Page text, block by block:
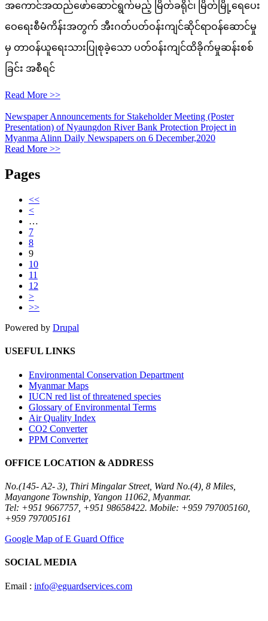
အကောင်အထည်ဖော်ဆောင်ရွက်မည့် မြိတ်ခရိုင်၊ မြိတ်မြို့ရေပေး
ဝေရေးစီမံကိန်းအတွက် အီးဂတ်ပတ်ဝန်းကျင်ဆိုင်ရာဝန်ဆောင်မှု
မှ တာဝန်ယူရေးသားပြုစုခဲ့သော ပတ်ဝန်းကျင်ထိခိုက်မှုဆန်းစစ်
ခြင်း အစီရင်
Read More >>
Newspaper Announcements for Stakeholder Meeting (Poster
Presentation) of Nyaungdon River Bank Protection Project in
Myanma Alinn Daily Newspapers on 6 December,2020
Read More >>
Pages
<<
<
…
7
8
9
10
11
12
>
>>
Powered by Drupal
USEFUL LINKS
Environmental Conservation Department
Myanmar Maps
IUCN red list of threatened species
Glossary of Environmental Terms
Air Quality Index
CO2 Converter
PPM Converter
OFFICE LOCATION & ADDRESS
No.(145- A2- 3), Thiri Mingalar Street, Ward No.(4), 8 Miles,
Mayangone Township, Yangon 11062, Myanmar.
Tel: +951 9667757, +951 98658422. Mobile: +959 797005160,
+959 797005161
Google Map of E Guard Office
SOCIAL MEDIA
Email : info@eguardservices.com